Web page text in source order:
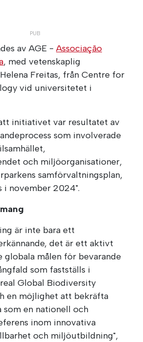
av AGE -Associação
, med vetenskaplig
Freitas, från Centre for
vid universitetet i
initiativet var resultatet av
som involverade
och miljöorganisationer,
samförvaltningsplan,
i november 2024".
är inte bara ett
det är ett aktivt
globala målen för bevarande
som fastställs i
Global Biodiversity
en möjlighet att bekräfta
som en nationell och
inom innovativa
och miljöutbildning",